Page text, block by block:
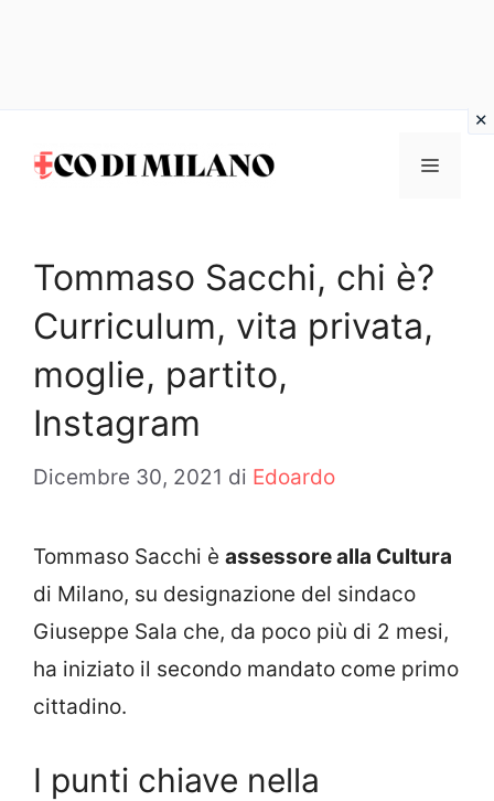
MENU
Tommaso Sacchi, chi è?
Curriculum, vita privata,
moglie, partito,
Instagram
Dicembre 30, 2021 di Edoardo
Tommaso Sacchi è assessore alla Cultura
di Milano, su designazione del sindaco
Giuseppe Sala che, da poco più di 2 mesi,
ha iniziato il secondo mandato come primo
cittadino.
I punti chiave nella